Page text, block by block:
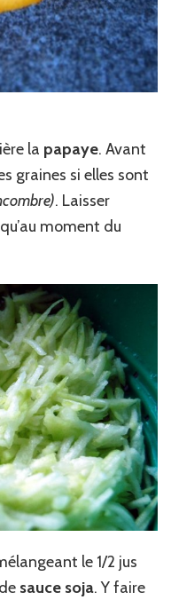
la papaye. Avant
graines si elles sont
. Laisser
moment du
le 1/2 jus
sauce soja. Y faire